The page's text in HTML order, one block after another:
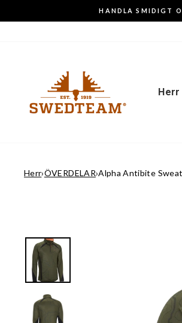
HANDLA SMIDIGT
Herr
Herr›ÖVERDELAR›Alpha Antibite